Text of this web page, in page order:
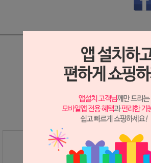
상세정보 새창 열기